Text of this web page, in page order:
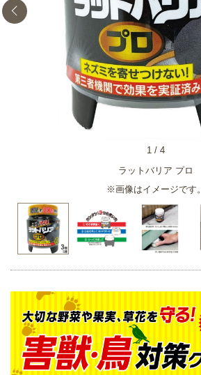
ラットバリア プロ
※画像はイメージです。
1 / 4